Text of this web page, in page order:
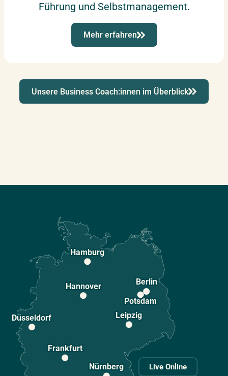
Führung und Selbstmanagement.
Mehr erfahren
Unsere Business Coach:innen im Überblick
Hamburg
Berlin
Potsdam
Hannover
Leipzig
Düsseldorf
Frankfurt
Nürnberg
Live Online